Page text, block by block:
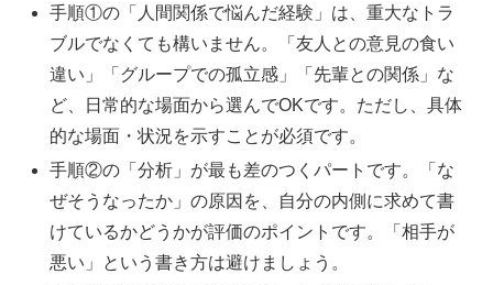
手順①の「人間関係で悩んだ経験」は、重大なトラ
ブルでなくても構いません。「友人との意見の食い
違い」「グループでの孤立感」「先輩との関係」な
ど、日常的な場面から選んでOKです。ただし、具体
的な場面・状況を示すことが必須です。
手順②の「分析」が最も差のつくパートです。「な
ぜそうなったか」の原因を、自分の内側に求めて書
けているかどうかが評価のポイントです。「相手が
悪い」という書き方は避けましょう。